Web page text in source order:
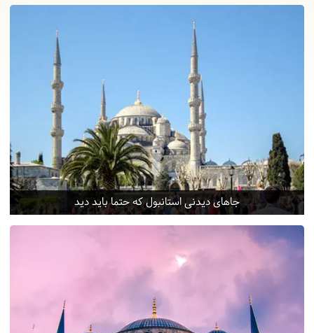
جاهای دیدنی استانبول که حتما باید دید